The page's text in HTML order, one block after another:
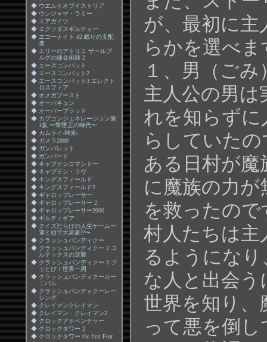
◆ ウエルトオブイストリア
◆ ウンジャマ・ラミー
◆ エアガイツ
◆ エクソダスギルティー
◆ エコーナイト #2 眠りの支配
者
◆ エリーのアトリエ ザールブ
ルグの錬金術師 2
◆ エースコンバット
◆ エースコンバット2
◆ エースコンバット3 エレクト
ロスフィア
◆ オメガブースト
◆ オーバキュン
◆ オーバーブラッド
◆ カプコンジェネレーション第
1集 〜撃墜王の時代〜
◆ カムライ-神来-
◆ ガメラ2000
◆ ガンバレット
◆ ガンバード
◆ キャプテンコマンドー
◆ キャプテン・ラヴ
◆ キングスフィールド
◆ キングスフィールド2
◆ ギャロップレーサー
◆ ギャロップレーサー 2
◆ ギャロップレーサー2000
◆ ギルティギア
◆ クイズだらけの人生ゲーム〜
運と頭で大富豪!?〜
◆ クラッシュバンディクー
◆ クラッシュバンディクー 2 コ
ルテックスの逆襲
◆ クラッシュバンディクー 3 ブ
ッとび！世界一周
◆ クラッシュバンディクーカー
ニバル
◆ クラッシュバンディクーレー
シング
◆ クレイマンクレイマン
◆ クレイマン・クレイマン2
◆ クロックアドベンチャー
◆ クロックタワー 2
◆ クロックタワー the first Fear
が、最初に主
らかを選べま
１、男（ご
主人公の男は
れを知らずに
らしていた
ある日村が
に魔族の力
を救ったので
村人たちは主
るようにな
な人と出会う
世界を知り、
って悪を倒